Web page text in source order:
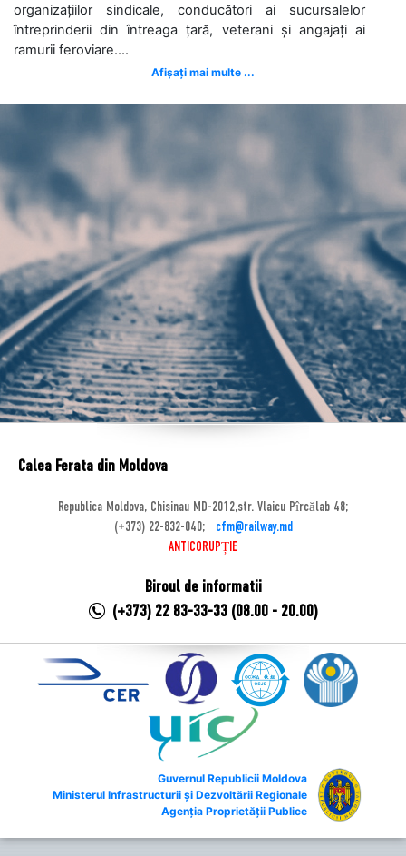
organizațiilor sindicale, conducători ai sucursalelor
întreprinderii din întreaga țară, veterani și angajați ai
ramurii feroviare....
Afișați mai multe ...
Calea Ferata din Moldova
Republica Moldova, Chisinau MD-2012,str. Vlaicu Pîrcălab 48;
(+373) 22-832-040;
cfm@railway.md
ANTICORUPȚIE
Biroul de informatii
(+373) 22 83-33-33 (08.00 - 20.00)
Guvernul Republicii Moldova
Ministerul Infrastructurii și Dezvoltării Regionale
Agenția Proprietății Publice